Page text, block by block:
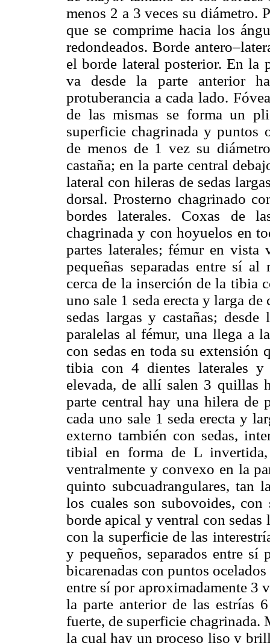
menos 2 a 3 veces su diámetro.
que se comprime hacia los
redondeados. Borde
el borde lateral posterior. En la
va desde la parte anterior
protuberancia a cada lado.
de las mismas se forma un
superficie chagrinada y puntos
de menos de 1 vez su
castaña; en la parte central
lateral con hileras de sedas
dorsal. Prosterno chagrinado
bordes laterales. Coxas de
chagrinada y con hoyuelos en
partes laterales; fémur en
pequeñas separadas entre sí
cerca de la inserción de la tibia
uno sale 1 seda erecta y larga
sedas largas y castañas;
paralelas al fémur, una llega a
con sedas en toda su extensión
tibia con 4 dientes laterales y
elevada, de allí salen 3 quillas
parte central hay una hilera de
cada uno sale 1 seda erecta y
externo también con sedas,
tibial en forma de L invertida,
ventralmente y convexo en la
quinto subcuadrangulares, tan
los cuales son subovoides,
borde apical y ventral con
con la superficie de las
y pequeños, separados entre sí
bicarenadas con puntos
entre sí por aproximadamente 3
la parte anterior de las estrías
fuerte, de superficie chagrinada.
la cual hay un proceso liso y